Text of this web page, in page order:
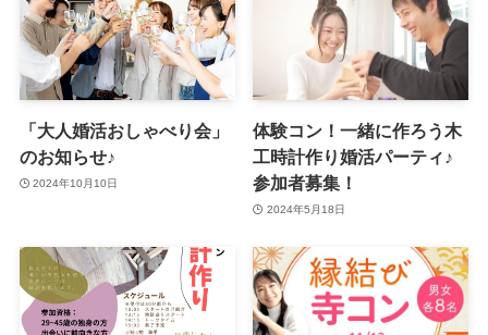
「大人婚活おしゃべり会」
のお知らせ♪
2024年10月10日
体験コン！一緒に作ろう木
工時計作り婚活パーティ♪
参加者募集！
2024年5月18日